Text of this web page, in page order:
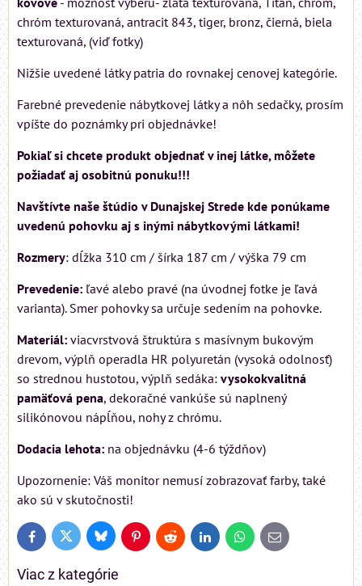
chróm texturovaná, antracit 843, tiger, bronz, čierná, biela
texturovaná, (viď fotky)
Nižšie uvedené látky patria do rovnakej cenovej kategórie.
Farebné prevedenie nábytkovej látky a nôh sedačky, prosím
vpíšte do poznámky pri objednávke!
Pokiaľ si chcete produkt objednať v inej látke, môžete
požiadať aj osobitnú ponuku!!!
Navštívte naše štúdio v Dunajskej Strede kde ponúkame
uvedenú pohovku aj s inými nábytkovými látkami!
Rozmery: dĺžka 310 cm / šírka 187 cm / výška 79 cm
Prevedenie: ľavé alebo pravé (na úvodnej fotke je ľavá
varianta). Smer pohovky sa určuje sedením na pohovke.
Materiál: viacvrstvová štruktúra s masívnym bukovým
drevom, výplň operadla HR polyuretán (vysoká odolnosť)
so strednou hustotou, výplň sedáka: vysokokvalitná
pamäťová pena, dekoračné vankúše sú naplnený
silikónovou nápĺňou, nohy z chrómu.
Dodacia lehota: na objednávku (4-6 týždňov)
Upozornenie: Váš monitor nemusí zobrazovať farby, také
ako sú v skutočnosti!
FacebookTwitter BlueskyPinterestReddit LinkedInWhatsApp
E-
mail
Viac z kategórie